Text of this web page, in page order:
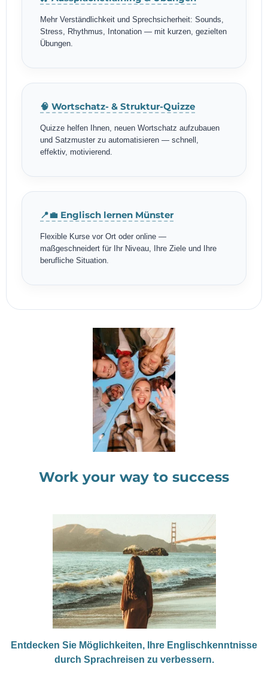
Mehr Verständlichkeit und Sprechsicherheit: Sounds,
Stress, Rhythmus, Intonation — mit kurzen, gezielten
Übungen.
🧠 Wortschatz- & Struktur-Quizze
Quizze helfen Ihnen, neuen Wortschatz aufzubauen
und Satzmuster zu automatisieren — schnell,
effektiv, motivierend.
📍💼 Englisch lernen Münster
Flexible Kurse vor Ort oder online —
maßgeschneidert für Ihr Niveau, Ihre Ziele und Ihre
berufliche Situation.
Work your way to success
Entdecken Sie Möglichkeiten, Ihre Englischkenntnisse
durch Sprachreisen zu verbessern.